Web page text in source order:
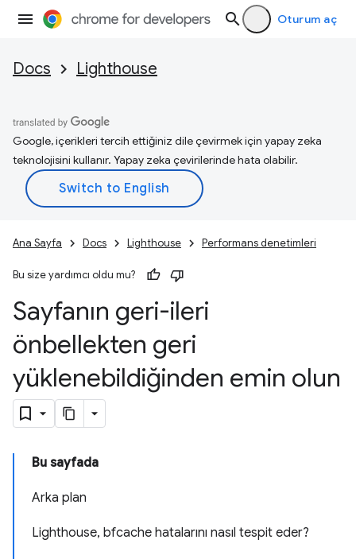
Oturum aç
Docs Lighthouse
Google, içerikleri tercih ettiğiniz dile çevirmek için yapay zeka
teknolojisini kullanır. Yapay zeka çevirilerinde hata olabilir.
Ana Sayfa Docs Lighthouse Performans denetimleri
Bu size yardımcı oldu mu?
Sayfanın geri-ileri
önbellekten geri
yüklenebildiğinden emin olun
Bu sayfada
Arka plan
Lighthouse, bfcache hatalarını nasıl tespit eder?